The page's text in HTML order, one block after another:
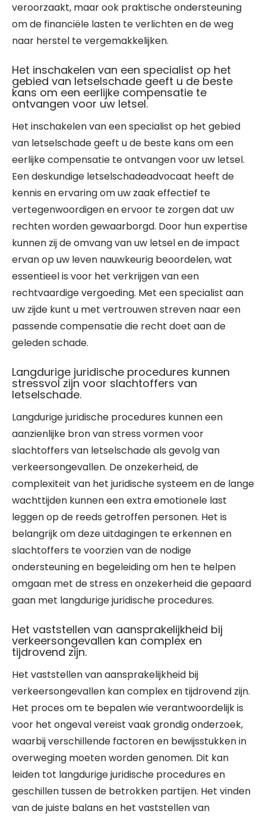
veroorzaakt, maar ook praktische ondersteuning
om de financiële lasten te verlichten en de weg
naar herstel te vergemakkelijken.
Het inschakelen van een specialist op het
gebied van letselschade geeft u de beste
kans om een eerlijke compensatie te
ontvangen voor uw letsel.
Het inschakelen van een specialist op het gebied
van letselschade geeft u de beste kans om een
eerlijke compensatie te ontvangen voor uw letsel.
Een deskundige letselschadeadvocaat heeft de
kennis en ervaring om uw zaak effectief te
vertegenwoordigen en ervoor te zorgen dat uw
rechten worden gewaarborgd. Door hun expertise
kunnen zij de omvang van uw letsel en de impact
ervan op uw leven nauwkeurig beoordelen, wat
essentieel is voor het verkrijgen van een
rechtvaardige vergoeding. Met een specialist aan
uw zijde kunt u met vertrouwen streven naar een
passende compensatie die recht doet aan de
geleden schade.
Langdurige juridische procedures kunnen
stressvol zijn voor slachtoffers van
letselschade.
Langdurige juridische procedures kunnen een
aanzienlijke bron van stress vormen voor
slachtoffers van letselschade als gevolg van
verkeersongevallen. De onzekerheid, de
complexiteit van het juridische systeem en de lange
wachttijden kunnen een extra emotionele last
leggen op de reeds getroffen personen. Het is
belangrijk om deze uitdagingen te erkennen en
slachtoffers te voorzien van de nodige
ondersteuning en begeleiding om hen te helpen
omgaan met de stress en onzekerheid die gepaard
gaan met langdurige juridische procedures.
Het vaststellen van aansprakelijkheid bij
verkeersongevallen kan complex en
tijdrovend zijn.
Het vaststellen van aansprakelijkheid bij
verkeersongevallen kan complex en tijdrovend zijn.
Het proces om te bepalen wie verantwoordelijk is
voor het ongeval vereist vaak grondig onderzoek,
waarbij verschillende factoren en bewijsstukken in
overweging moeten worden genomen. Dit kan
leiden tot langdurige juridische procedures en
geschillen tussen de betrokken partijen. Het vinden
van de juiste balans en het vaststellen van